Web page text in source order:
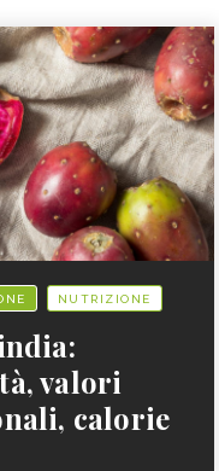
NUTRIZIONE
valori
calorie